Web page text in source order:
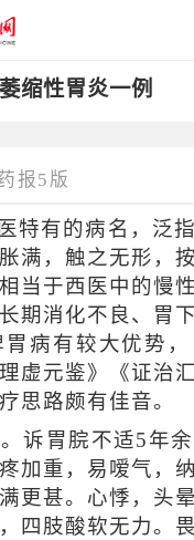
缩性胃炎一例
报5版
特有的病名，泛
满，触之无形，
当于西医中的慢
期消化不良、胃
病有较大优势，
虚元鉴》《证治
思路颇有佳音。
诉胃脘不适5年
加重，易嗳气，
更甚。心悸，头
四肢酸软无力。